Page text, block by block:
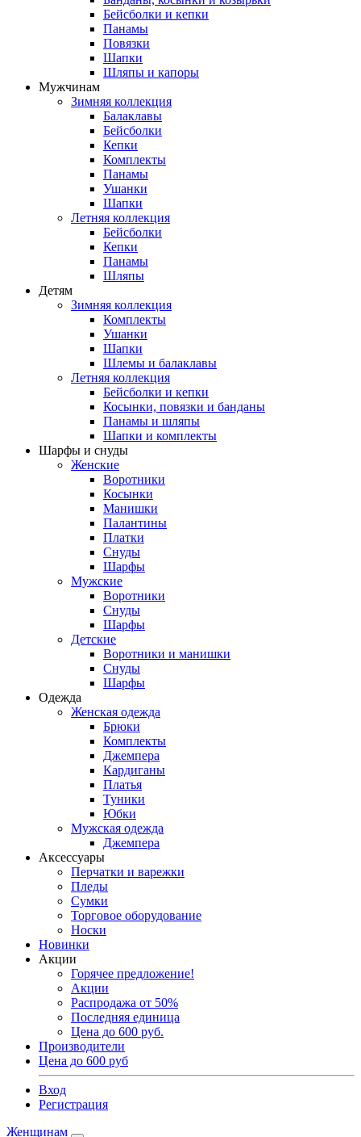
Бейсболки и кепки
Панамы
Повязки
Шапки
Шляпы и капоры
Мужчинам
Зимняя коллекция
Балаклавы
Бейсболки
Кепки
Комплекты
Панамы
Ушанки
Шапки
Летняя коллекция
Бейсболки
Кепки
Панамы
Шляпы
Детям
Зимняя коллекция
Комплекты
Ушанки
Шапки
Шлемы и балаклавы
Летняя коллекция
Бейсболки и кепки
Косынки, повязки и банданы
Панамы и шляпы
Шапки и комплекты
Шарфы и снуды
Женские
Воротники
Косынки
Манишки
Палантины
Платки
Снуды
Шарфы
Мужские
Воротники
Снуды
Шарфы
Детские
Воротники и манишки
Снуды
Шарфы
Одежда
Женская одежда
Брюки
Комплекты
Джемпера
Кардиганы
Платья
Туники
Юбки
Мужская одежда
Джемпера
Аксессуары
Перчатки и варежки
Пледы
Сумки
Торговое оборудование
Носки
Новинки
Акции
Горячее предложение!
Акции
Распродажа от 50%
Последняя единица
Цена до 600 руб.
Производители
Цена до 600 руб
Вход
Регистрация
Женщинам